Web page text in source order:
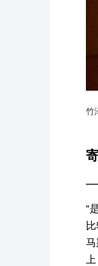
竹
——
“